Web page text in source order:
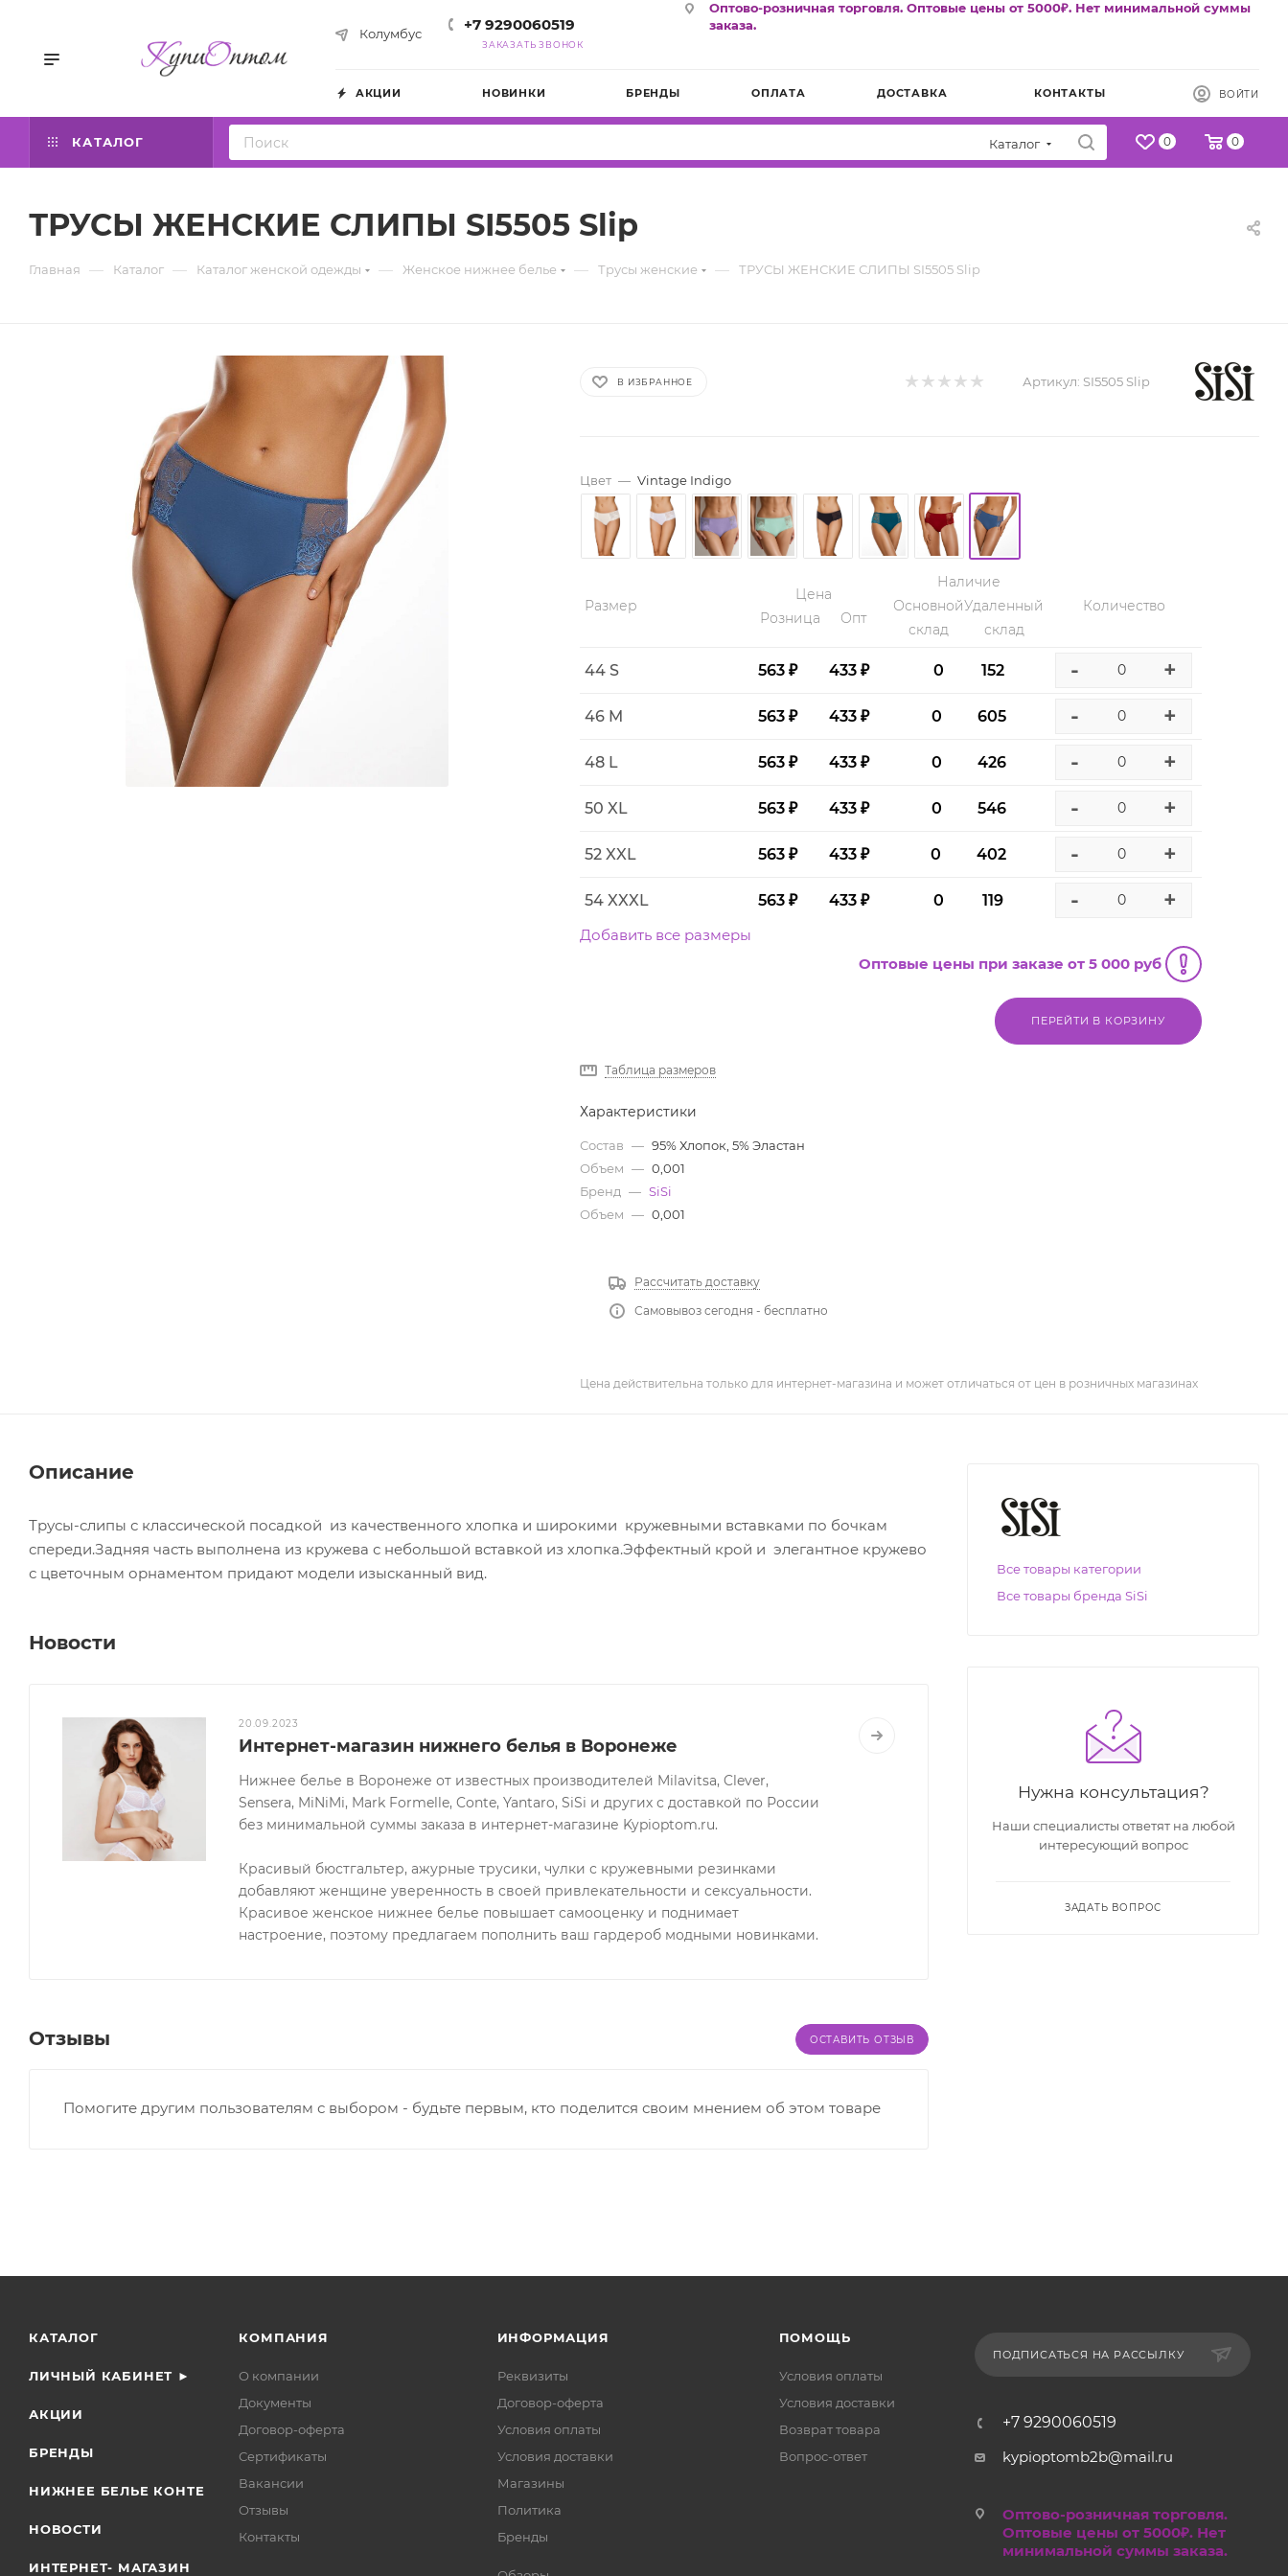
Колумбус +7 9290060519
ЗАКАЗАТЬ ЗВОНОК
Оптово-розничная торговля. Оптовые цены от 5000₽. Нет минимальной суммы
заказа.
АКЦИИ НОВИНКИ БРЕНДЫ ОПЛАТА ДОСТАВКА КОНТАКТЫ ВОЙТИ
КАТАЛОГ Каталог 0 0
ТРУСЫ ЖЕНСКИЕ СЛИПЫ SI5505 Slip
Главная — Каталог — Каталог женской одежды — Женское нижнее белье — Трусы женские — ТРУСЫ ЖЕНСКИЕ СЛИПЫ SI5505 Slip
В ИЗБРАННОЕ Артикул: SI5505 Slip
Цвет — Vintage Indigo
Размер
Цена
Розница
Опт
Наличие
Основной
склад
Удаленный
склад
Количество
44 S 563 ₽ 433 ₽ 0 152 - +
46 M 563 ₽ 433 ₽ 0 605 - +
48 L 563 ₽ 433 ₽ 0 426 - +
50 XL 563 ₽ 433 ₽ 0 546 - +
52 XXL 563 ₽ 433 ₽ 0 402 - +
54 XXXL 563 ₽ 433 ₽ 0 119 - +
Добавить все размеры
Оптовые цены при заказе от 5 000 руб
ПЕРЕЙТИ В КОРЗИНУ
Таблица размеров
Характеристики
Состав — 95% Хлопок, 5% Эластан
Объем — 0,001
Бренд — SiSi
Объем — 0,001
Рассчитать доставку
Самовывоз сегодня - бесплатно
Цена действительна только для интернет-магазина и может отличаться от цен в розничных магазинах
Описание
Трусы-слипы с классической посадкой из качественного хлопка и широкими кружевными вставками по бочкам
спереди.Задняя часть выполнена из кружева с небольшой вставкой из хлопка.Эффектный крой и элегантное кружево
с цветочным орнаментом придают модели изысканный вид.
Новости
20.09.2023
Интернет-магазин нижнего белья в Воронеже
Нижнее белье в Воронеже от известных производителей Milavitsa, Clever,
Sensera, MiNiMi, Mark Formelle, Conte, Yantaro, SiSi и других с доставкой по России
без минимальной суммы заказа в интернет-магазине Kypioptom.ru.
Красивый бюстгальтер, ажурные трусики, чулки с кружевными резинками
добавляют женщине уверенность в своей привлекательности и сексуальности.
Красивое женское нижнее белье повышает самооценку и поднимает
настроение, поэтому предлагаем пополнить ваш гардероб модными новинками.
Отзывы ОСТАВИТЬ ОТЗЫВ
Помогите другим пользователям с выбором - будьте первым, кто поделится своим мнением об этом товаре
Все товары категории
Все товары бренда SiSi
Нужна консультация?
Наши специалисты ответят на любой
интересующий вопрос
ЗАДАТЬ ВОПРОС
КАТАЛОГ
ЛИЧНЫЙ КАБИНЕТ ►
АКЦИИ
БРЕНДЫ
НИЖНЕЕ БЕЛЬЕ КОНТЕ
НОВОСТИ
ИНТЕРНЕТ- МАГАЗИН
КОМПАНИЯ
О компании
Документы
Договор-оферта
Сертификаты
Вакансии
Отзывы
Контакты
ИНФОРМАЦИЯ
Реквизиты
Договор-оферта
Условия оплаты
Условия доставки
Магазины
Политика
Бренды
ПОМОЩЬ
Условия оплаты
Условия доставки
Возврат товара
Вопрос-ответ
ПОДПИСАТЬСЯ НА РАССЫЛКУ
+7 9290060519
kypioptomb2b@mail.ru
Оптово-розничная торговля.
Оптовые цены от 5000₽. Нет
минимальной суммы заказа.